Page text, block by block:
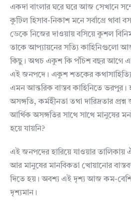
একদা বাংলার ঘরে ঘরে আজ সেখানে
কুটিল হিসাব-নিকাশ মনে সর্বাগ্রে থাবা
ডেকে নিজের দাওয়ায় বসিয়ে কুশল
তাকে আপ্যায়নের সত্যি কাহিনিগুলো
কিছু। অথচ একুশ কি পঁচিশ বছর আগে
এই জনপদে। একুশ শতকের
এমন আন্তরিক বাস্তব কাহিনিতে ভরপুর।
অসঙ্গতি, কর্মহীনতা তথা দারিদ্রতার
আর্থিক অসঙ্গতির সাথে সাথে মানুষের
হয়ে যায়নি?
এই জনপদের হারিয়ে যাওয়ার তালিকায়
আর মানুষের মানবিকতা খোয়ানোর
দিতে হয়। অবশ্য এই দৃশ্য আজ কম-
দৃশ্যমান।